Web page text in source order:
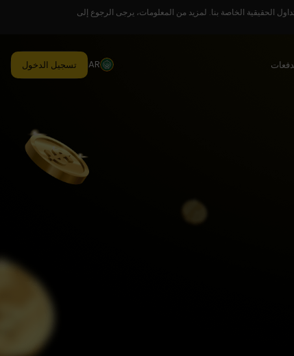
الحقيقية الخاصة بنا. لمزيد من المعلومات، يرجى الرجوع إلى
AR تسجيل الدخول